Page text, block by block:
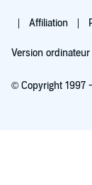
Affiliation
Version ordinateur
© Copyright 1997